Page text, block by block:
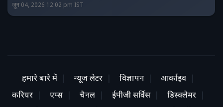
जून 04, 2026 12:02 pm IST
हमारे बारे में न्यूज लेटर विज्ञापन
आर्काइव
करियर
एप्स चैनल ईपीजी सर्विस
डिस्क्लेमर